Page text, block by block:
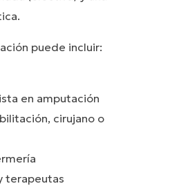
puede incluir:
en amputación
cirujano o
terapeutas